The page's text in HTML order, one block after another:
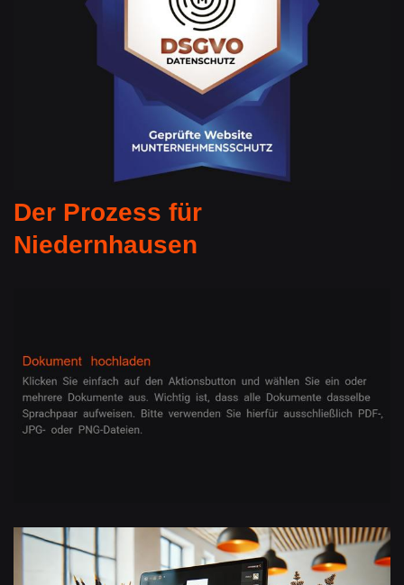
Der Prozess für
Niedernhausen